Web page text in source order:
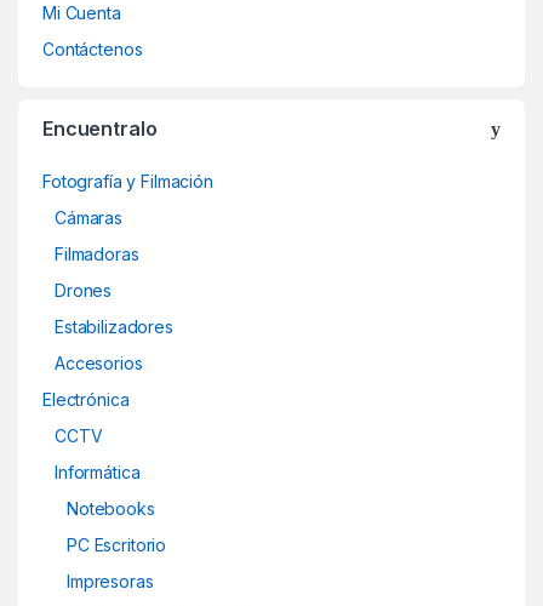
Mi Cuenta
Contáctenos
Encuentralo
Fotografía y Filmación
Cámaras
Filmadoras
Drones
Estabilizadores
Accesorios
Electrónica
CCTV
Informática
Notebooks
PC Escritorio
Impresoras